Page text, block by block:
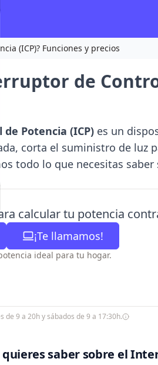
(ICP)? Funciones y precios
de
Potencia (ICP)es un
corta el suministro de
todo lo que necesitas saber
calcular tu potencia
¡Te llamamos!
ideal para tu hogar.
de 9 a 20h y sábados de 9 a 17:30h.
quieres saber sobre el